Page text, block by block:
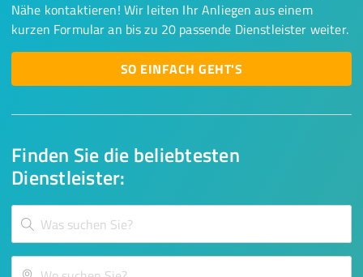
Finden Sie die beliebtesten
Dienstleister:
Nähe kontaktieren! Wir leiten Ihr Anliegen aus einem
kurzen Formular an bis zu 20 passende Dienstleister weiter.
SO EINFACH GEHT'S